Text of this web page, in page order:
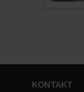
KONTAKT